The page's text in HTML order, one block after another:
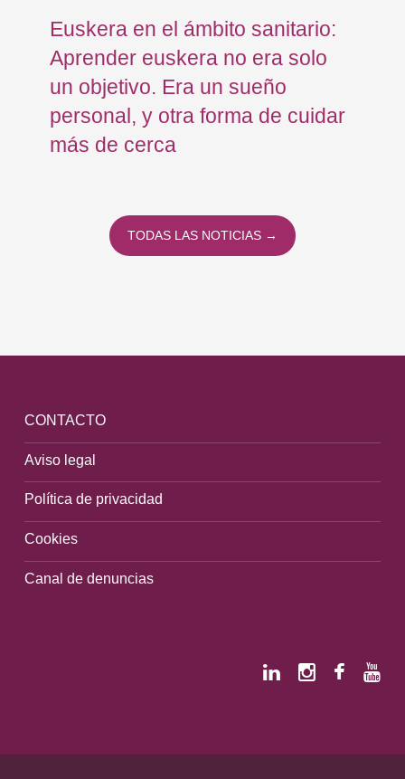
Euskera en el ámbito sanitario:
Aprender euskera no era solo
un objetivo. Era un sueño
personal, y otra forma de cuidar
más de cerca
TODAS LAS NOTICIAS →
CONTACTO
Aviso legal
Política de privacidad
Cookies
Canal de denuncias